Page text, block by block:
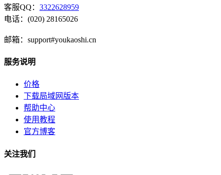
客服QQ： 3322628959
电话：(020) 28165026
邮箱：support#youkaoshi.cn
服务说明
价格
下载局域网版本
帮助中心
使用教程
官方博客
关注我们